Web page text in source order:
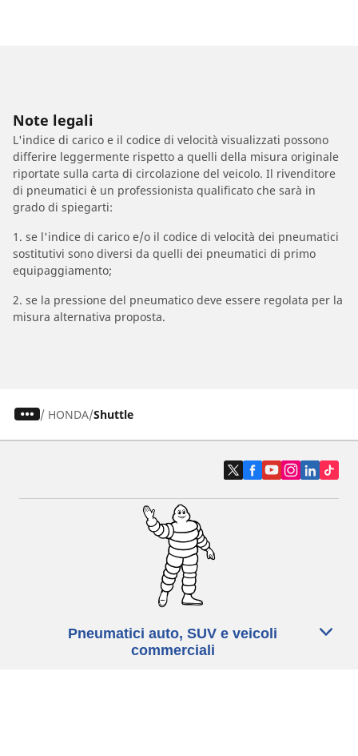
Note legali
L'indice di carico e il codice di velocità visualizzati possono
differire leggermente rispetto a quelli della misura originale
riportate sulla carta di circolazione del veicolo. Il rivenditore
di pneumatici è un professionista qualificato che sarà in
grado di spiegarti:
1. se l'indice di carico e/o il codice di velocità dei pneumatici
sostitutivi sono diversi da quelli dei pneumatici di primo
equipaggiamento;
2. se la pressione del pneumatico deve essere regolata per la
misura alternativa proposta.
/ HONDA Shuttle
Pneumatici auto, SUV e veicoli
commerciali